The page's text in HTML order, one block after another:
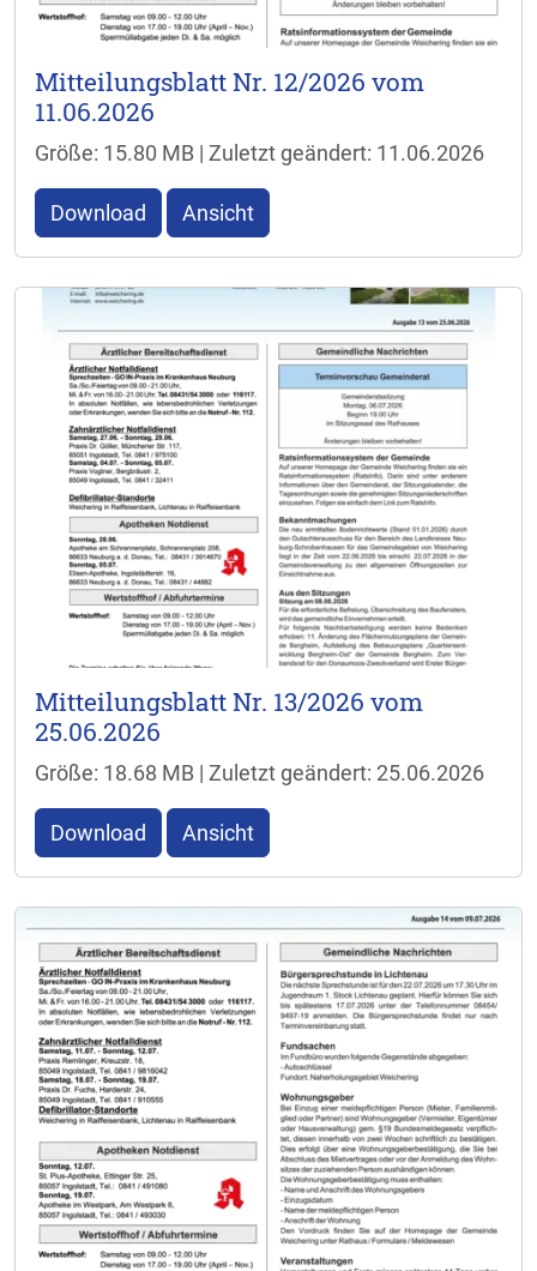
Mitteilungsblatt Nr. 12/2026 vom
11.06.2026
Größe: 15.80 MB | Zuletzt geändert: 11.06.2026
Download Ansicht
Mitteilungsblatt Nr. 13/2026 vom
25.06.2026
Größe: 18.68 MB | Zuletzt geändert: 25.06.2026
Download Ansicht